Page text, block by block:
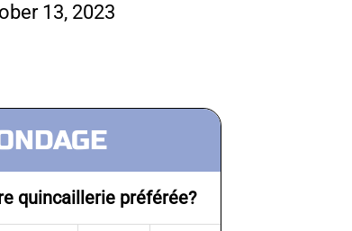
13, 2023
quincaillerie préférée?